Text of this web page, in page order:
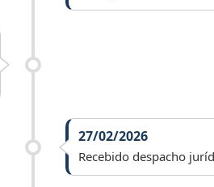
27/02/2026
Recebido despacho